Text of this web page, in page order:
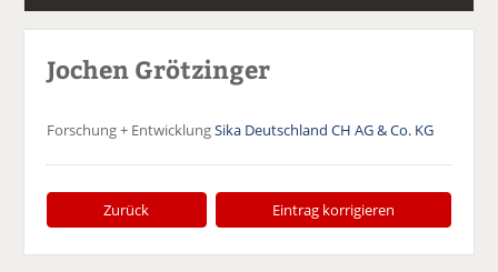
c
Jochen Grötzinger
Forschung + EntwicklungSika Deutschland CH AG & Co. KG
Zurück Eintrag korrigieren